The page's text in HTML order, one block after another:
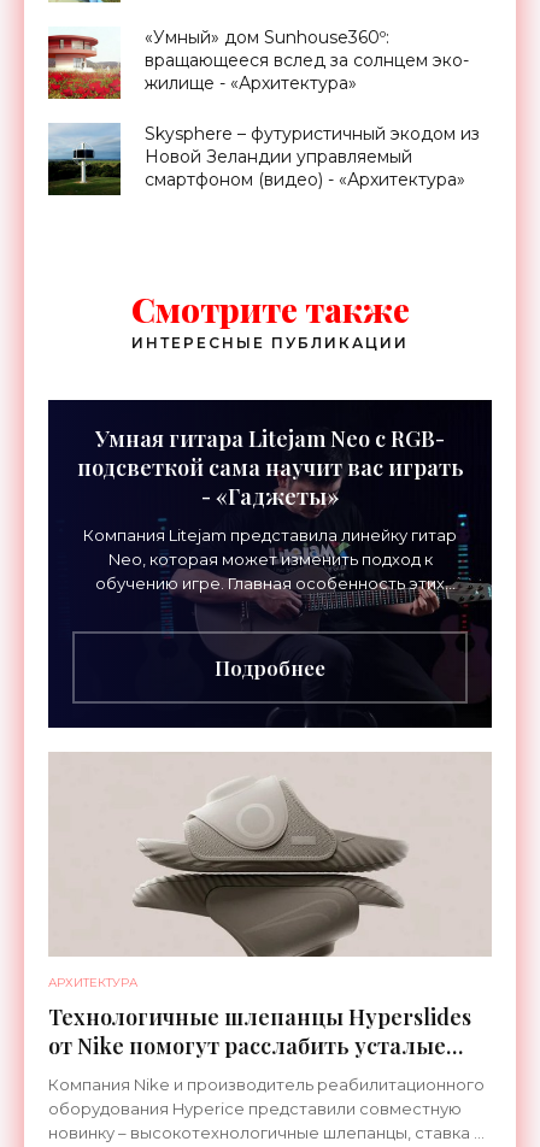
«Умный» дом Sunhouse360º:
вращающееся вслед за солнцем эко-
жилище - «Архитектура»
Skysphere – футуристичный экодом из
Новой Зеландии управляемый
смартфоном (видео) - «Архитектура»
Смотрите также
ИНТЕРЕСНЫЕ ПУБЛИКАЦИИ
Умная гитара Litejam Neo с RGB-
подсветкой сама научит вас играть
- «Гаджеты»
Компания Litejam представила линейку гитар
Neo, которая может изменить подход к
обучению игре. Главная особенность этих
инструментов – встроенная RGB-подсветка
грифа. Светодиоды
Подробнее
АРХИТЕКТУРА
Технологичные шлепанцы Hyperslides
от Nike помогут расслабить усталые
ноги после тренировки - «Гаджеты»
Компания Nike и производитель реабилитационного
оборудования Hyperice представили совместную
новинку – высокотехнологичные шлепанцы, ставка в